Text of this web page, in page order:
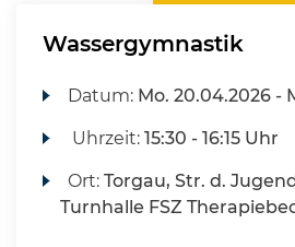
Wassergymnastik
Datum: Mo. 20.04.2026 -
Uhrzeit:15:30 - 16:15 Uhr
Ort:Torgau, Str. d.
Turnhalle FSZ